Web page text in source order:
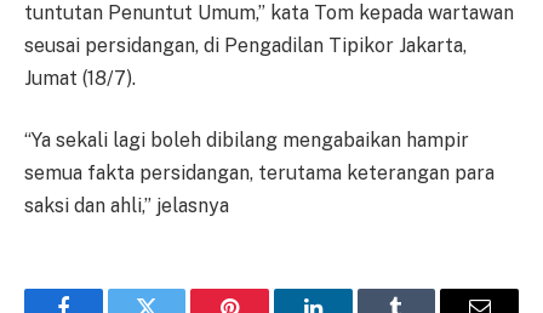
tuntutan Penuntut Umum,” kata Tom kepada wartawan
seusai persidangan, di Pengadilan Tipikor Jakarta,
Jumat (18/7).
“Ya sekali lagi boleh dibilang mengabaikan hampir
semua fakta persidangan, terutama keterangan para
saksi dan ahli,” jelasnya